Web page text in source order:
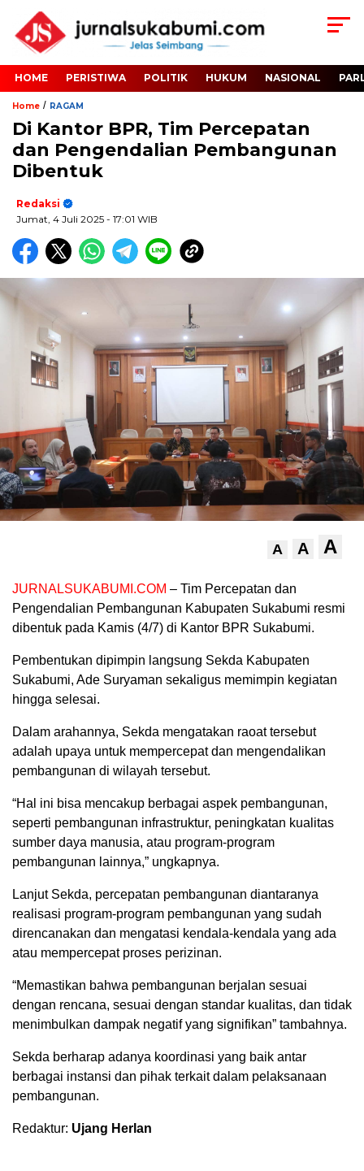
HOME PERISTIWA POLITIK HUKUM NASIONAL
Home / RAGAM
Di Kantor BPR, Tim Percepatan
dan Pengendalian Pembangunan
Dibentuk
Redaksi
Jumat, 4 Juli 2025 - 17:01 WIB
A A A
JURNALSUKABUMI.COM – Tim Percepatan dan
Pengendalian Pembangunan Kabupaten Sukabumi resmi
dibentuk pada Kamis (4/7) di Kantor BPR Sukabumi.
Pembentukan dipimpin langsung Sekda Kabupaten
Sukabumi, Ade Suryaman sekaligus memimpin kegiatan
hingga selesai.
Dalam arahannya, Sekda mengatakan raoat tersebut
adalah upaya untuk mempercepat dan mengendalikan
pembangunan di wilayah tersebut.
“Hal ini bisa mencakup berbagai aspek pembangunan,
seperti pembangunan infrastruktur, peningkatan kualitas
sumber daya manusia, atau program-program
pembangunan lainnya,” ungkapnya.
Lanjut Sekda, percepatan pembangunan diantaranya
realisasi program-program pembangunan yang sudah
direncanakan dan mengatasi kendala-kendala yang ada
atau mempercepat proses perizinan.
“Memastikan bahwa pembangunan berjalan sesuai
dengan rencana, sesuai dengan standar kualitas, dan tidak
menimbulkan dampak negatif yang signifikan” tambahnya.
Sekda berharap adanya koordinasi yang baik antar
berbagai instansi dan pihak terkait dalam pelaksanaan
pembangunan.
Redaktur: Ujang Herlan